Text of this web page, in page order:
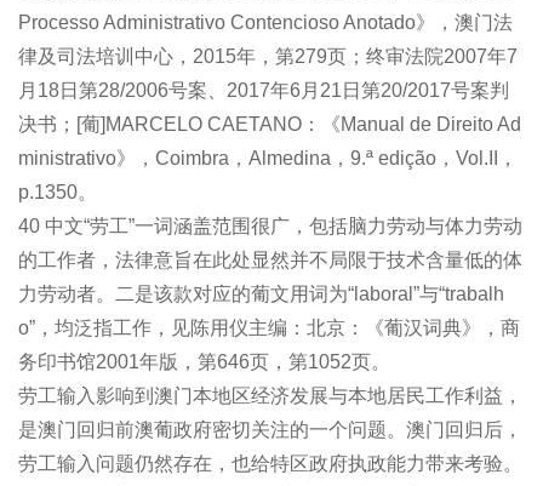
Processo Administrativo Contencioso Anotado》，澳门法
律及司法培训中心，2015年，第279页；终审法院2007年7
月18日第28/2006号案、2017年6月21日第20/2017号案判
决书；[葡]MARCELO CAETANO：《Manual de Direito Ad
ministrativo》，Coimbra，Almedina，9.ª edição，Vol.II，
p.1350。
40 中文“劳工”一词涵盖范围很广，包括脑力劳动与体力劳动
的工作者，法律意旨在此处显然并不局限于技术含量低的体
力劳动者。二是该款对应的葡文用词为“laboral”与“trabalh
o”，均泛指工作，见陈用仪主编：北京：《葡汉词典》，商
务印书馆2001年版，第646页，第1052页。
劳工输入影响到澳门本地区经济发展与本地居民工作利益，
是澳门回归前澳葡政府密切关注的一个问题。澳门回归后，
劳工输入问题仍然存在，也给特区政府执政能力带来考验。